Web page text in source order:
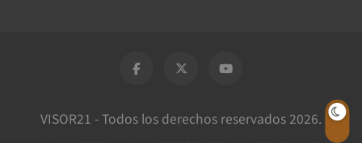
VISOR21 - Todos los derechos reservados 2026.